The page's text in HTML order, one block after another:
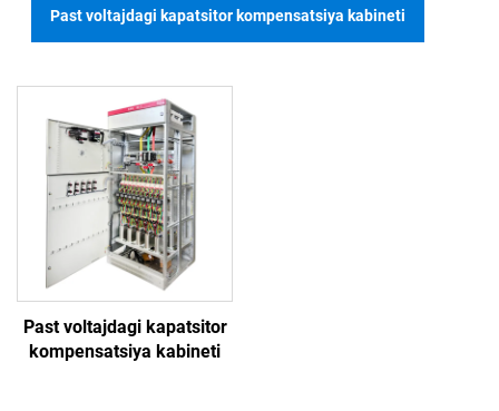
Past voltajdagi kapatsitor kompensatsiya kabineti
Past voltajdagi kapatsitor
kompensatsiya kabineti